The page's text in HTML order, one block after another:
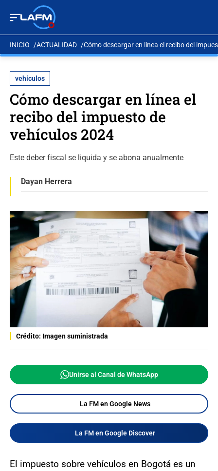
INICIO ACTUALIDAD Cómo descargar en línea el recibo del
vehículos
Cómo descargar en línea el
recibo del impuesto de
vehículos 2024
Este deber fiscal se liquida y se abona anualmente
Dayan Herrera
Crédito: Imagen suministrada
Unirse al Canal de WhatsApp
La FM en Google News
La FM en Google Discover
El impuesto sobre vehículos en Bogotá es un